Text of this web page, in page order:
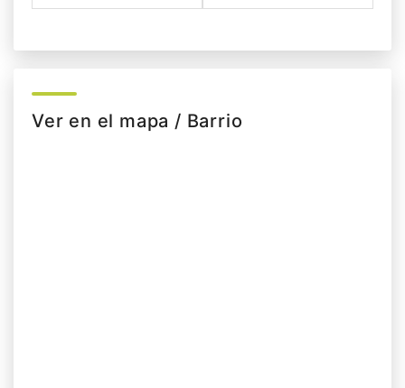
Ver en el mapa / Barrio